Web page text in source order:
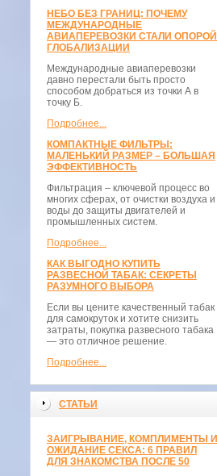
НЕБО БЕЗ ГРАНИЦ: ПОЧЕМУ
МЕЖДУНАРОДНЫЕ
АВИАПЕРЕВОЗКИ СТАЛИ ОПОРОЙ
ГЛОБАЛИЗАЦИИ
Международные авиаперевозки
давно перестали быть просто
способом добраться из точки А в
точку Б.
Подробнее...
КОМПАКТНЫЕ ФИЛЬТРЫ:
МАЛЕНЬКИЙ РАЗМЕР – БОЛЬШАЯ
ЭФФЕКТИВНОСТЬ
Фильтрация – ключевой процесс во
многих сферах, от очистки воздуха и
воды до защиты двигателей и
промышленных систем.
Подробнее...
КАК ВЫГОДНО КУПИТЬ
РАЗВЕСНОЙ ТАБАК: СЕКРЕТЫ
РАЗУМНОГО ВЫБОРА
Если вы цените качественный табак
для самокруток и хотите снизить
затраты, покупка развесного табака
— это отличное решение.
Подробнее...
СТАТЬИ
ЗАИГРЫВАНИЕ, КОМПЛИМЕНТЫ И
ОЖИДАНИЕ СЕКСА: 6 ПРАВИЛ
ДЛЯ ЗНАКОМСТВА ПОСЛЕ 50